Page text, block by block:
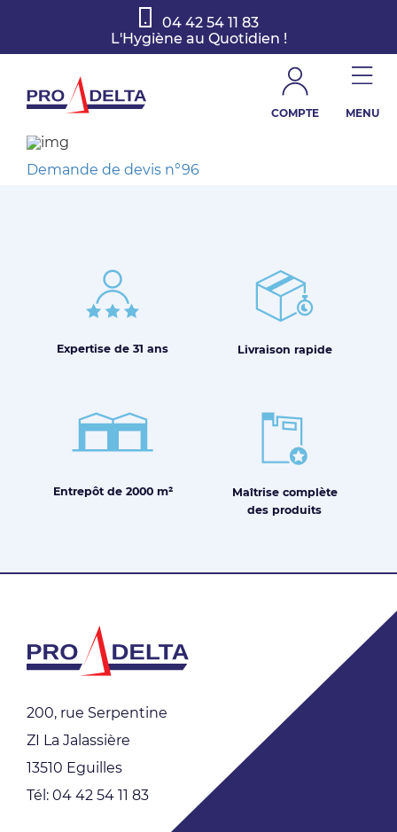
04 42 54 11 83
L'Hygiène au Quotidien !
COMPTE MENU
Demande de devis n°96
Expertise de 31 ans Livraison rapide
Entrepôt de 2000 m² Maîtrisecomplète
des produits
200, rue Serpentine
ZI La Jalassière
13510 Eguilles
Tél: 04 42 54 11 83